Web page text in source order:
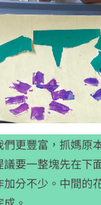
更豐富，抓媽原
要一整塊先在下
分不少。中間的